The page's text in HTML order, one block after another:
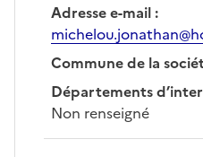
Adresse e-mail:
Commune de la
Départements
Non renseigné